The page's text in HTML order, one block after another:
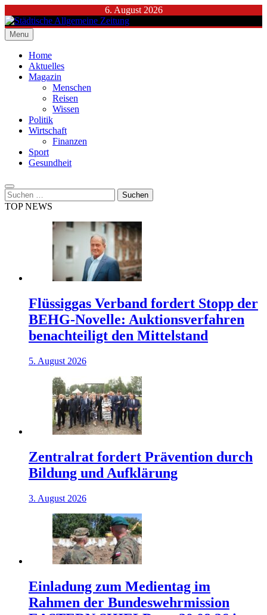
to
content
6. August 2026
Städtische Allgemeine Zeitung
Menu
Home
Aktuelles
Magazin
Menschen
Reisen
Wissen
Politik
Wirtschaft
Finanzen
Sport
Gesundheit
Suchen
nach:
TOP NEWS
Flüssiggas Verband fordert Stopp der
BEHG-Novelle: Auktionsverfahren
benachteiligt den Mittelstand
5. August 2026
Zentralrat fordert Prävention durch
Bildung und Aufklärung
3. August 2026
Einladung zum Medientag im
Rahmen der Bundeswehrmission